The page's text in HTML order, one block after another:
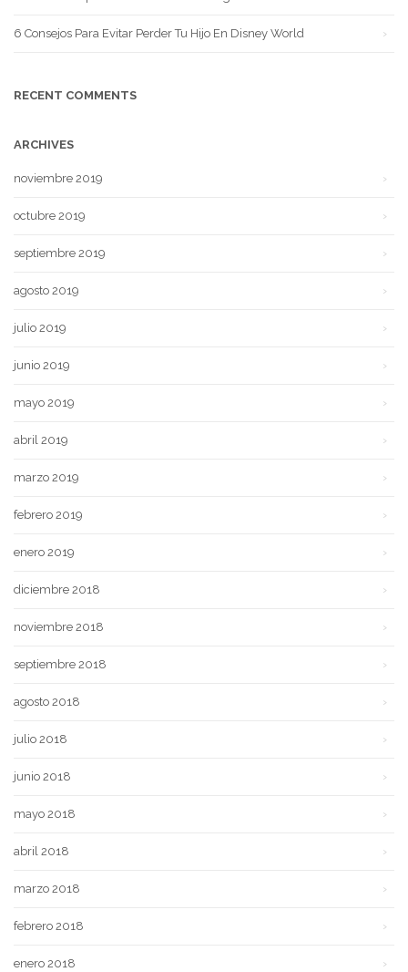
6 Consejos Para Evitar Perder Tu Hijo En Disney World
RECENT COMMENTS
ARCHIVES
noviembre 2019
octubre 2019
septiembre 2019
agosto 2019
julio 2019
junio 2019
mayo 2019
abril 2019
marzo 2019
febrero 2019
enero 2019
diciembre 2018
noviembre 2018
septiembre 2018
agosto 2018
julio 2018
junio 2018
mayo 2018
abril 2018
marzo 2018
febrero 2018
enero 2018